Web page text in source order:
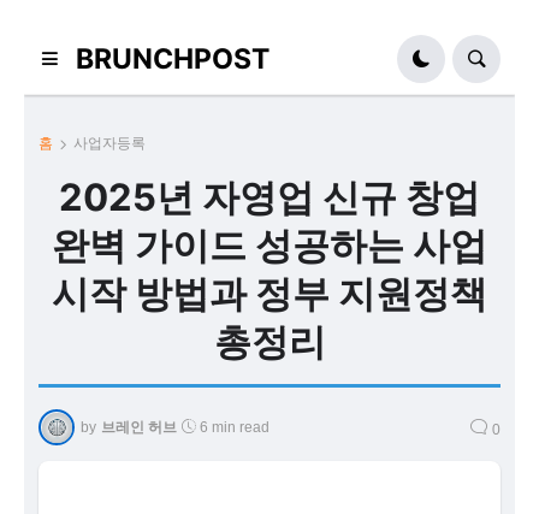
BRUNCHPOST
홈 사업자등록
2025년 자영업 신규 창업
완벽 가이드 성공하는 사업
시작 방법과 정부 지원정책
총정리
by 브레인 허브 6 min read 0